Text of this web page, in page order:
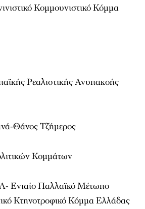
Κομμουνιστικό Κόμμα
Ρεαλιστικής Ανυπακοής
Θάνος Τζήμερος
Κομμάτων
Παλλαϊκό Μέτωπο
Κτηνοτροφικό Κόμμα Ελλάδας